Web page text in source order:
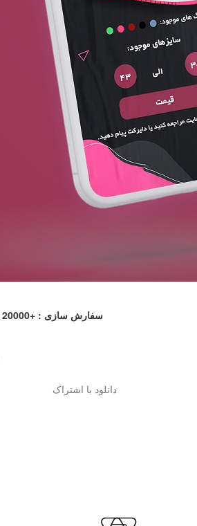
سفارش سازی : +20000
دانلود با اشتراک